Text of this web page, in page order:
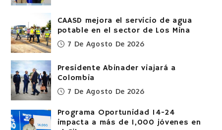
CAASD mejora el servicio de agua
potable en el sector de Los Mina
7 De Agosto De 2026
Presidente Abinader viajará a
Colombia
7 De Agosto De 2026
Programa Oportunidad 14-24
impacta a más de 1,000 jóvenes en